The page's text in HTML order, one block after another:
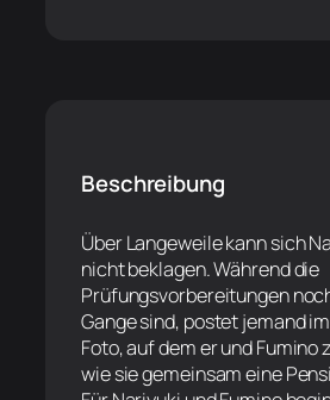
Beschreibung
Über Langeweile kann sich
nicht beklagen. Während die
Prüfungsvorbereitungen
Gange sind, postet jemand
Foto, auf dem er und Fumino
wie sie gemeinsam eine